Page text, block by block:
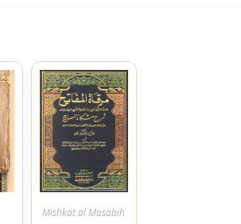
Mishkat al Masabih